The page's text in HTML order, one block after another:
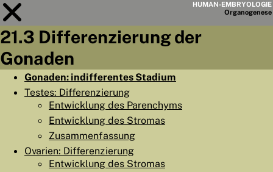
HUMAN-EMBRYOLOGIE
Organogenese
KAPITELLISTE
21.3 Differenzierung der
Gonaden
Gonaden: indifferentes Stadium
Testes: Differenzierung
Entwicklung des Parenchyms
Entwicklung des Stromas
Zusammenfassung
Ovarien: Differenzierung
Entwicklung des Stromas